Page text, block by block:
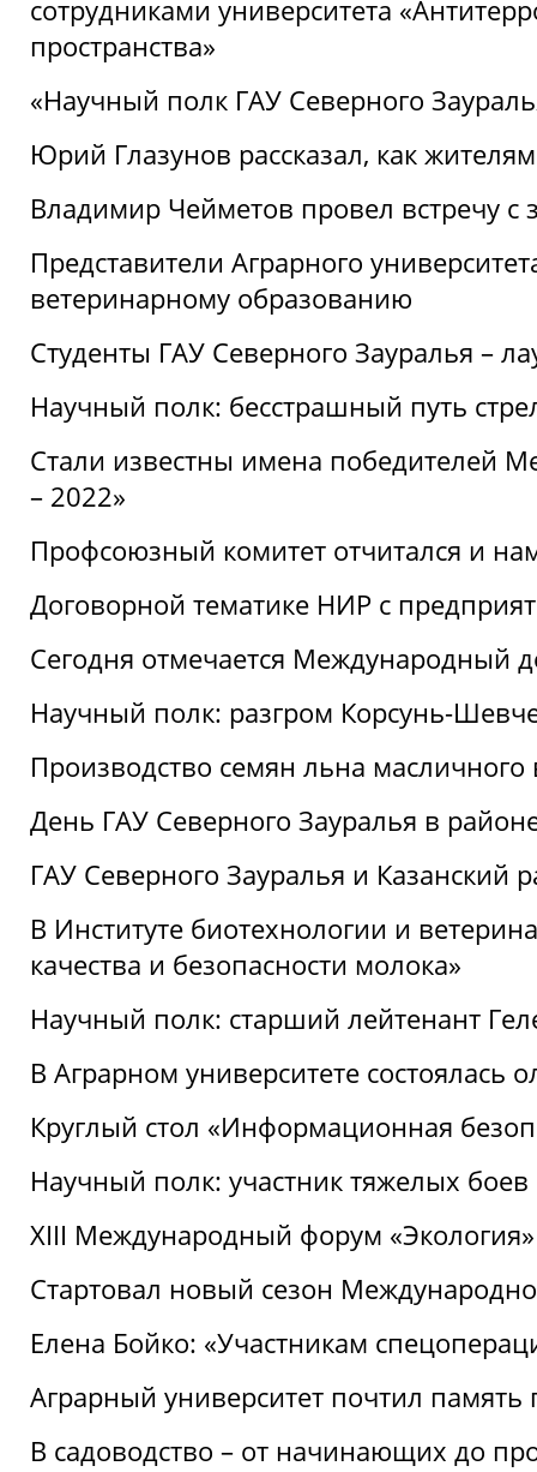
сотрудниками университета
пространства»
«Научный полк ГАУ Северного
Юрий Глазунов рассказал, как
Владимир Чейметов провел встречу
Представители Аграрного
ветеринарному образованию
Студенты ГАУ Северного Зауралья –
Научный полк: бесстрашный путь
Стали известны имена победителей
– 2022»
Профсоюзный комитет отчитался и
Договорной тематике НИР с
Сегодня отмечается Международный
Научный полк: разгром Корсунь-
Производство семян льна
День ГАУ Северного Зауралья в
ГАУ Северного Зауралья и Казанский
В Институте биотехнологии и
качества и безопасности молока»
Научный полк: старший лейтенант
В Аграрном университете состоялась
Круглый стол «Информационная
Научный полк: участник тяжелых
XIII Международный форум
Стартовал новый сезон
Елена Бойко: «Участникам
Аграрный университет почтил
В садоводство – от начинающих до